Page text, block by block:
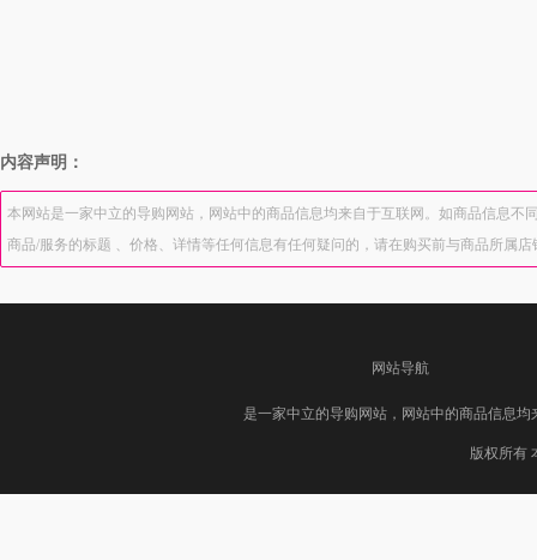
内容声明：
本网站是一家中立的导购网站，网站中的商品信息均来自于互联网。如商品信息
商品/服务的标题 、价格、详情等任何信息有任何疑问的，请在购买前与商品所属
网站导航
是一家中立的导购网站，网站中的商品信息
版权所有